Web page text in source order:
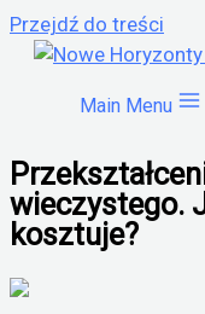
Przejdź do treści
Main Menu
wieczystego.
kosztuje?